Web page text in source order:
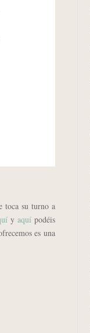
toca su turno a
y aquípodéis
es una